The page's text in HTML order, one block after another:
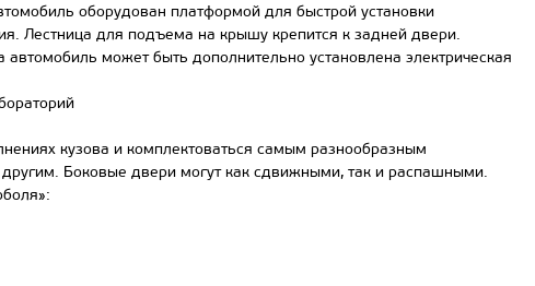
оборудован платформой для быстрой установки
Лестница для подъема на крышу крепится к задней двери.
может быть дополнительно установлена электрическая
кузова и комплектоваться самым разнообразным
Боковые двери могут как сдвижными, так и распашными.